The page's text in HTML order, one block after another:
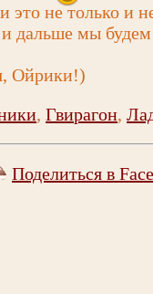
не только и
и дальше мы
Ойрики!)
,Гвирагон,
Поделиться в